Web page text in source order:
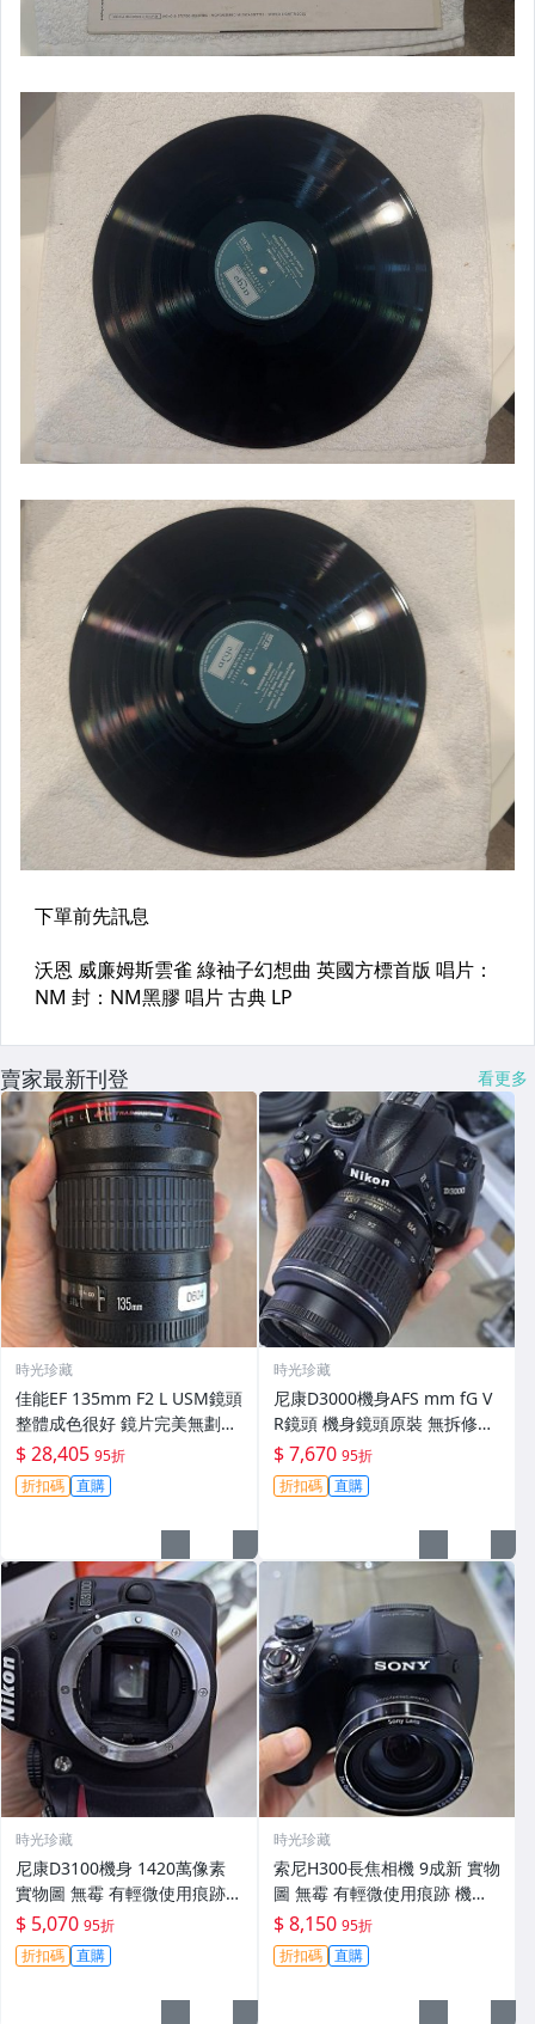
賣家最新刊登 看更多
時光珍藏
佳能EF 135mm F2 L USM鏡頭
整體成色很好 鏡片完美無劃痕
功能一切正常 無拆修無-3430
$ 28,405 95折
折扣碼 直購
時光珍藏
尼康D3000機身AFS mm fG V
R鏡頭 機身鏡頭原裝 無拆修無
翻新 有輕微使用痕跡 鏡頭-34
30
$ 7,670 95折
折扣碼 直購
時光珍藏
尼康D3100機身 1420萬像素
實物圖 無霉 有輕微使用痕跡
機身原裝 無拆修無翻新 臨-34
3
$ 5,070 95折
折扣碼 直購
時光珍藏
索尼H300長焦相機 9成新 實物
圖 無霉 有輕微使用痕跡 機身
鏡頭原裝 無拆修無翻新-3430
$ 8,150 95折
折扣碼 直購